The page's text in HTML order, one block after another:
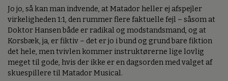
Jo jo, så kan man indvende, at Matador heller ej afspejler
virkeligheden 1:1, den rummer flere faktuelle fejl – såsom at
Doktor Hansen både er radikal og modstandsmand, og at
Korsbæk, ja, er fiktiv – det er jo i bund og grund bare fiktion
det hele, men tvivlen kommer instruktørerne lige lovlig
meget til gode, hvis der ikke er en dagsorden med valget af
skuespillere til Matador Musical.